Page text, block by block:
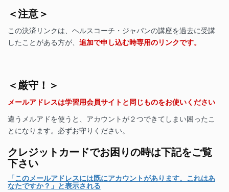
＜注意＞
この決済リンクは、ヘルスコーチ・ジャパンの講座を過去に受講
したことがある方が、 追加で申し込む時専用のリンクです。
＜厳守！＞
メールアドレスは学習用会員サイトと同じものをお使いください
違うメルアドを使うと、アカウントが２つできてしまい困ったこ
とになります。必ずお守りください。
クレジットカードでお困りの時は下記をご覧
下さい
「このメールアドレスには既にアカウントがあります。これはあ
なたですか？」と表示される